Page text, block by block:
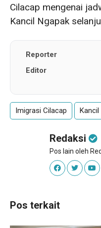
Cilacap mengenai
Kancil Ngapak
Reporter
Editor
Imigrasi Cilacap
Redaksi
Pos lain oleh
Pos terkait